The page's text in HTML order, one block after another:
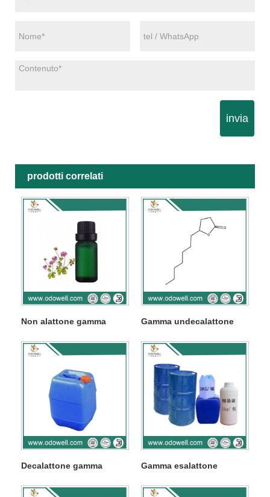
invia
prodotti correlati
Non alattone gamma Gamma undecalattone
Decalattone gamma Gamma esalattone